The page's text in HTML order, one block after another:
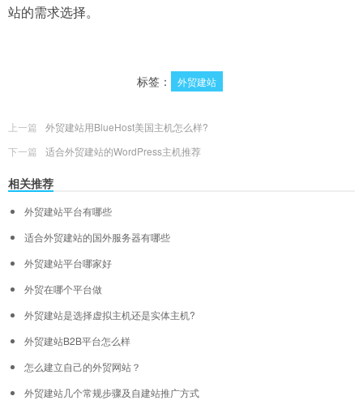
站的需求选择。
标签： 外贸建站
上一篇
外贸建站用BlueHost美国主机怎么样?
下一篇
适合外贸建站的WordPress主机推荐
相关推荐
外贸建站平台有哪些
适合外贸建站的国外服务器有哪些
外贸建站平台哪家好
外贸在哪个平台做
外贸建站是选择虚拟主机还是实体主机?
外贸建站B2B平台怎么样
怎么建立自己的外贸网站？
外贸建站几个常规步骤及自建站推广方式